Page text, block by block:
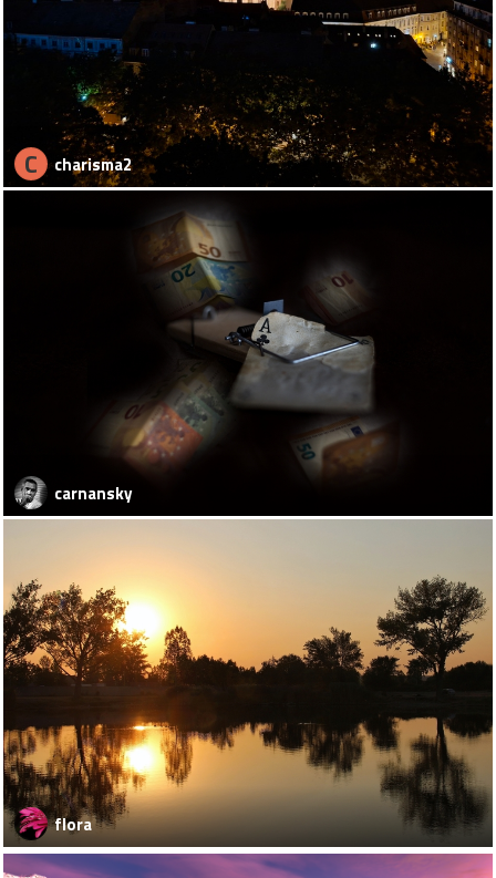
C charisma2
carnansky
flora